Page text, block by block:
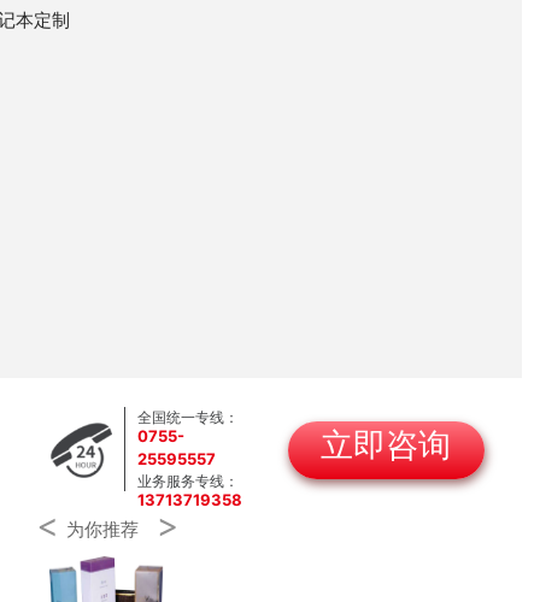
本定制
全国统一专线：
0755-
25595557
业务服务专线：
13713719358
立即咨询
< 为你推荐 >